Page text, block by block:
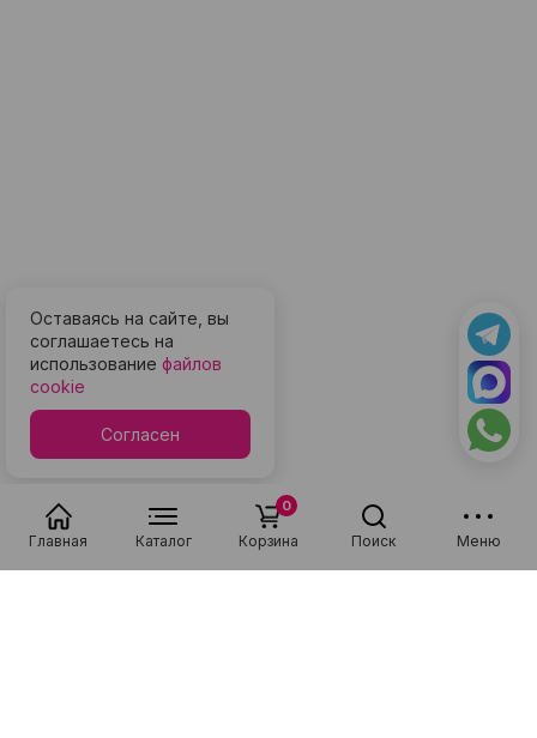
Главная Каталог Корзина
0
Поиск Меню
Оставаясь на сайте, вы
соглашаетесь на
использование файлов
cookie
Согласен